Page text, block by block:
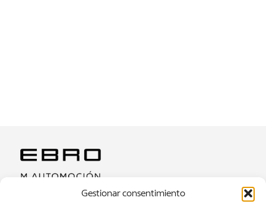
Gestionar consentimiento